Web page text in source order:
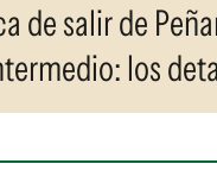
de salir de
los